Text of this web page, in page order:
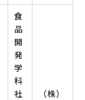
食
品
開
発
学
科
社
（株）